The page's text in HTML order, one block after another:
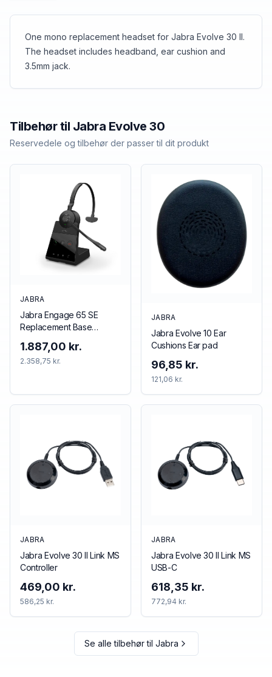
One mono replacement headset for Jabra Evolve 30 II.
The headset includes headband, ear cushion and
3.5mm jack.
Tilbehør til Jabra Evolve 30
Reservedele og tilbehør der passer til dit produkt
JABRA
Jabra Engage 65 SE
Replacement Base
1.887,00 kr.
2.358,75 kr.
JABRA
Jabra Evolve 10 Ear
Cushions Ear pad
96,85 kr.
121,06 kr.
JABRA
Jabra Evolve 30 II Link MS
Controller
469,00 kr.
586,25 kr.
JABRA
Jabra Evolve 30 II Link MS
USB-C
618,35 kr.
772,94 kr.
Se alle tilbehør til Jabra